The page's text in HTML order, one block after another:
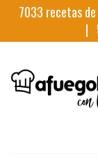
7033 recetas
|